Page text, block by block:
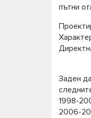
пътни
Заден
1998-
2006-